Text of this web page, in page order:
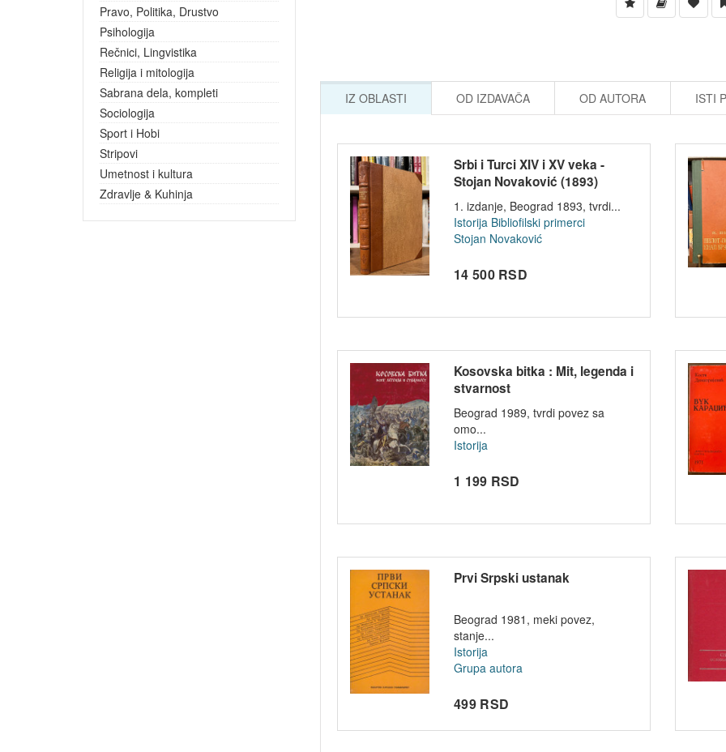
Pravo, Politika, Drustvo
Psihologija
Rečnici, Lingvistika
Religija i mitologija
Sabrana dela, kompleti
Sociologija
Sport i Hobi
Stripovi
Umetnost i kultura
Zdravlje & Kuhinja
IZ OBLASTI OD IZDAVAČA OD AUTORA ISTI
Srbi i Turci XIV i XV veka -
Stojan Novaković (1893)
1. izdanje, Beograd 1893, tvrdi...
Istorija Bibliofilski primerci
Stojan Novaković
14 500 RSD
Kosovska bitka : Mit, legenda i
stvarnost
Beograd 1989, tvrdi povez sa
omo...
Istorija
1 199 RSD
Prvi Srpski ustanak
Beograd 1981, meki povez,
stanje...
Istorija
Grupa autora
499 RSD